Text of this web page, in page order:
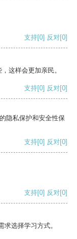
支持[0] 反对[0]
这样会更加亲民。
支持[0] 反对[0]
隐私保护和安全性保
支持[0] 反对[0]
支持[0] 反对[0]
选择学习方式。